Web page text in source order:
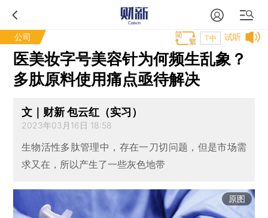
公司 试听
T中
医美妆字号美容针为何频生乱象？
多肽原料使用痛点亟待解决
文｜财新 包云红（实习）
2023年03月16日 18:58
生物活性多肽管理中，存在一刀切问题，但是市场需
求又在，所以产生了一些灰色地带
原图